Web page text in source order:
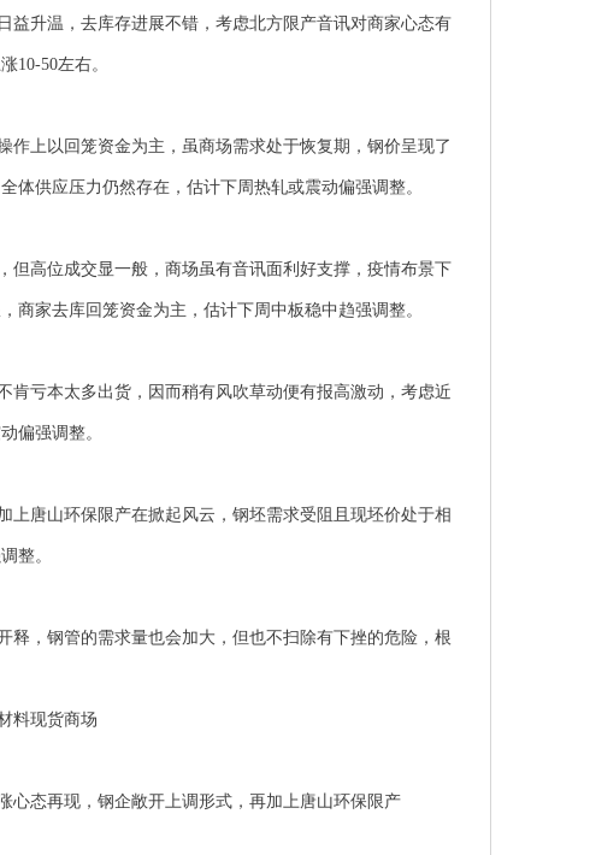
升温，去库存进展不错，考虑北方限产音讯对商家心态有
10-50左右。
上以回笼资金为主，虽商场需求处于恢复期，钢价呈现了
体供应压力仍然存在，估计下周热轧或震动偏强调整。
但高位成交显一般，商场虽有音讯面利好支撑，疫情布景下
家去库回笼资金为主，估计下周中板稳中趋强调整。
亏本太多出货，因而稍有风吹草动便有报高激动，考虑近
偏强调整。
唐山环保限产在掀起风云，钢坯需求受阻且现坯价处于相
整。
，钢管的需求量也会加大，但也不扫除有下挫的危险，根
料现货商场
心态再现，钢企敞开上调形式，再加上唐山环保限产